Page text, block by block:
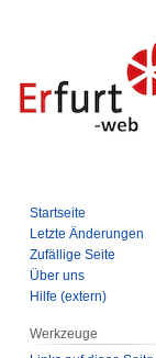
Startseite
Letzte Änderungen
Zufällige Seite
Über uns
Hilfe (extern)
Werkzeuge